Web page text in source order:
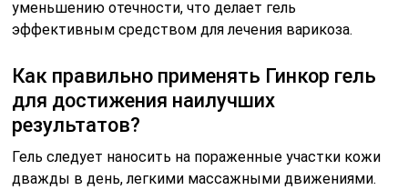
уменьшению отечности, что делает гель
эффективным средством для лечения варикоза.
Как правильно применять Гинкор гель
для достижения наилучших
результатов?
Гель следует наносить на пораженные участки кожи
дважды в день, легкими массажными движениями.